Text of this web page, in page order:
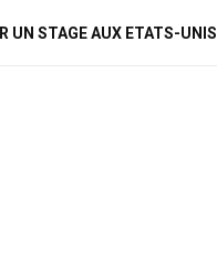
UN STAGE AUX ETATS-UNIS